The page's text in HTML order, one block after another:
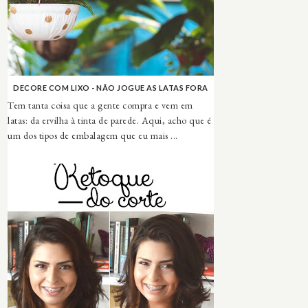
DECORE COM LIXO - NÃO JOGUE AS LATAS FORA
Tem tanta coisa que a gente compra e vem em
latas: da ervilha à tinta de parede. Aqui, acho que é
um dos tipos de embalagem que eu mais ...